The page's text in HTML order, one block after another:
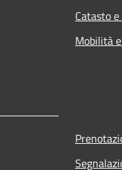
Catasto
Mobilità